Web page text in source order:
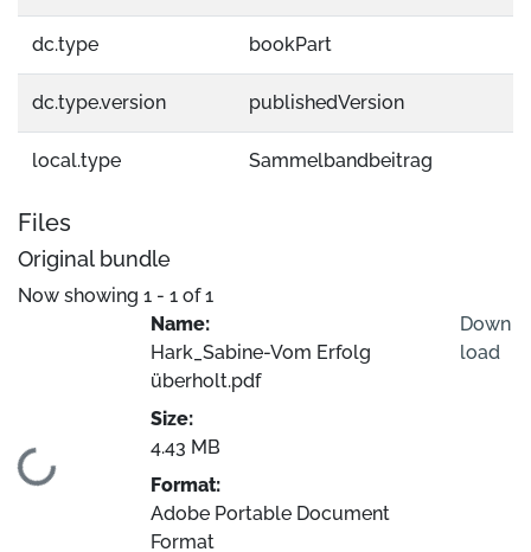
dc.type bookPart
dc.type.version publishedVersion
local.type Sammelbandbeitrag
Files
Original bundle
Now showing 1 - 1 of 1
Loading...
Name:
Hark_Sabine-Vom Erfolg
überholt.pdf
Size:
4.43 MB
Format:
Adobe Portable Document
Format
Down
load